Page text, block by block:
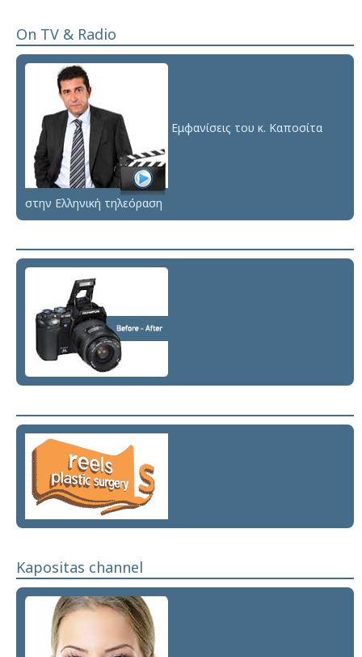
On TV & Radio
Εμφανίσεις του κ. Καποσίτα
στην Ελληνική τηλεόραση
Kapositas channel